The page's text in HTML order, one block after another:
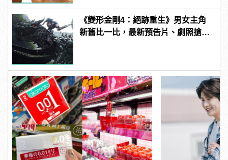
《變形金剛4：絕跡重生》男女主角
新舊比一比，最新預告片、劇照搶先